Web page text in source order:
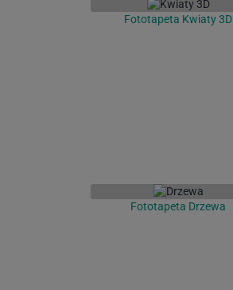
Fototapeta Kwiaty 3D
Fototapeta Drzewa